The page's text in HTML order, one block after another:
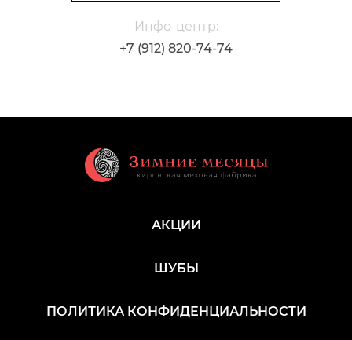
Инфо-центр:
+7 (912) 820-74-74
АКЦИИ
ШУБЫ
ПОЛИТИКА КОНФИДЕНЦИАЛЬНОСТИ